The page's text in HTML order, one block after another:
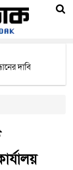
প্রকল্পের কাজ